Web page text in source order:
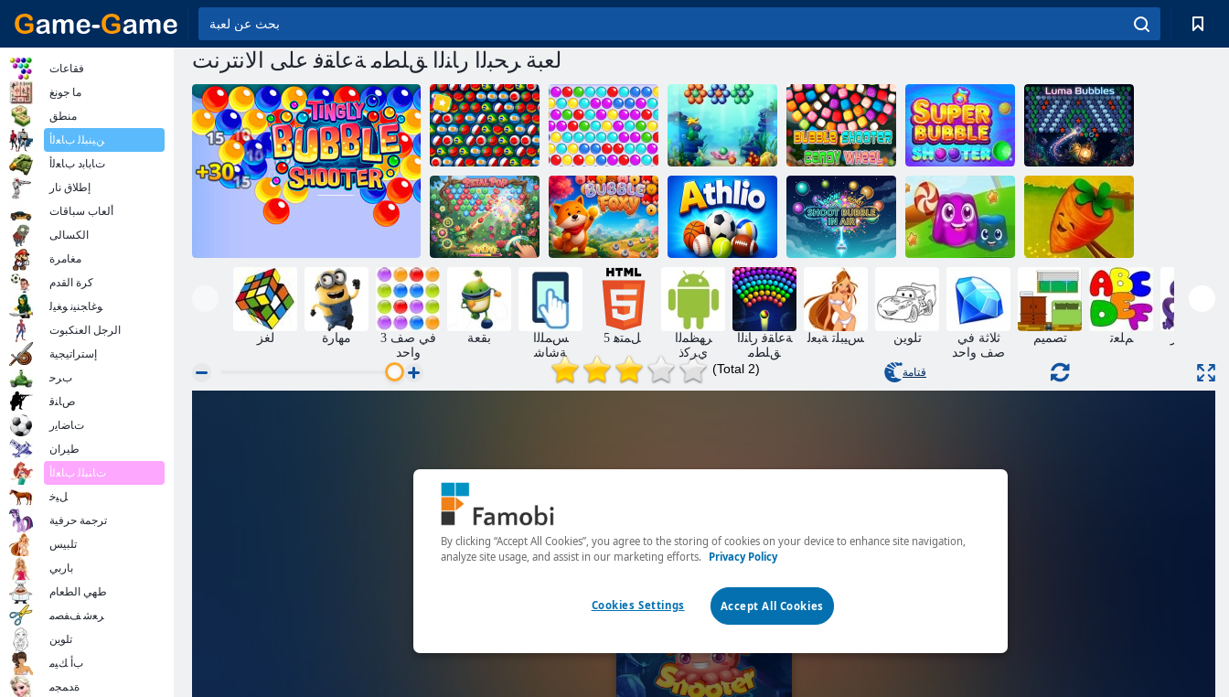
لعبة ﺮﺤﺒﻟﺍ ﺭﺎﻨﻟﺍ ﻖﻠﻄﻣ ﺔﻋﺎﻘﻓ على الانترنت
ﺭﺎﻨﻟﺍ ﻖﻠﻄﻣ
ﺔﻋﺎﻘﻓ ﻢﻟﺎﻌﻟﺍ
ﺱﺄﻛ
ﺔﻴﻜﻴﺳﻼ ﻜﻟﺍ ﺭﺎﻨﻟﺍ
ﻖﻠﻄﻣ ﺔﻋﺎﻘﻓ
ﺭﺎﻨﻟﺍ ﻖﻠﻄﻣ
ﺔﻋﺎﻘﻓ ﺍﻮﻛﺃ
ﻯﻮﻠﺤﻟﺍ ﺔﻋﺎﻘﻓ
ﺭﺎﻨﻟﺍ ﻖﻠﻄﻣ
ﺔﻋﺎﻘﻓ
ﺭﺎﻨﻟﺍ ﻖﻠﻄﻣ
ﺔﻋﺎﻘﻓ ﺮﺑﻮﺳ
ﺰﻠﺑﺎﺑ ﺎﻣﻮﻟ
ﺏﻮﺑ ﻝﺎﺘﻴﺑ ﺮﻛﺎﻣ ﺔﻋﺎﻘﻓ
ءﺍﻮﻬﻟﺍ ﻲﻓ
ﺔﻋﺎﻘﻔﻟﺍ ﻰﻠﻋ
ﺭﺎﻨﻟﺍ ﻖﻠﻃﺃ
بودنغ الأرض
المزرعة: حالة
غريبة
لغز مهارة
3 في صف
واحد
بقعة
ﺲﻤﻠﻟﺍ
ﺔﺷﺎﺷ
5 ﻞﻤﺘﻫ
ﺮﻬﻈﻤﻟﺍ
ﻱﺮﻛﺫ
ﺔﻋﺎﻘﻓ ﺭﺎﻨﻟﺍ
ﻖﻠﻄﻣ
ﺲﻴﺒﻠﺗ ﺔﺒﻌﻟ تلوين
ثلاثة في
صف واحد
تصميم ﻢﻠﻌﺗ
(Total 2) قتامة
فقاعات
ما جونغ
منطق
ﻦﻴﻨﺒﻠﻟ ﺏﺎﻌﻟﺃ
ﺕﺎﺑﺎﺑﺩ ﺏﺎﻌﻟﺃ
إطلاق نار
ألعاب سباقات
الكسالى
مغامرة
كرة القدم
ﻮﻏﺎﺠﻨﻴﻧ ﻮﻐﻴﻟ
الرجل العنكبوت
إستراتيجية
ﺏﺮﺣ
ﺹﺎﻨﻗ
ﺕﺎﺿﺎﻳﺭ
طيران
ﺕﺎﻨﺒﻠﻟ ﺏﺎﻌﻟﺃ
ﻞﻴﺧ
ترجمة حرفية
تلبيس
باربي
طهي الطعام
ﺮﻌﺷ ﻒﻔﺼﻣ
تلوين
ﺏﺃ ﻚﻴﻣ
ﺓﺪﻤﺠﻣ